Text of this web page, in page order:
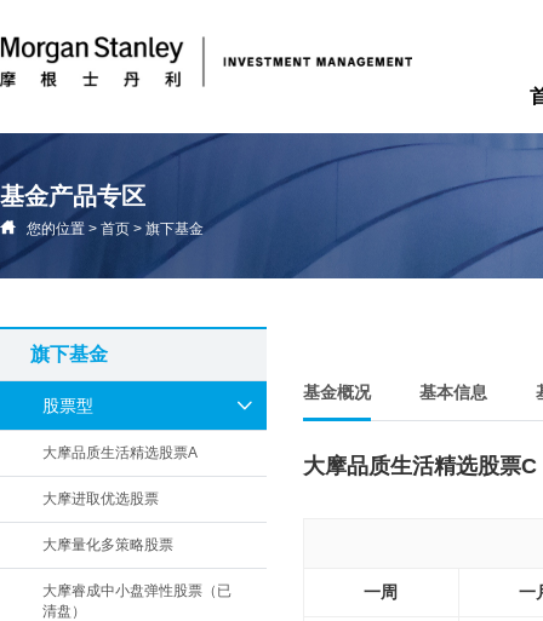
基金产品专区
您的位置 > 首页 > 旗下基金
旗下基金
股票型
大摩品质生活精选股票A
大摩进取优选股票
大摩量化多策略股票
大摩睿成中小盘弹性股票（已
清盘）
基金概况 基本信息
大摩品质生活精选股票C
一周 一